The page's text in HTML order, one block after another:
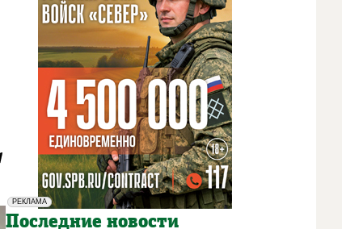
РЕКЛАМА
Социальная реклама
Последние новости